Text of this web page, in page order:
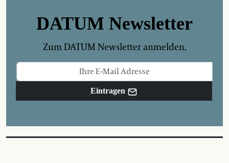
DATUM Newsletter
Zum DATUM Newsletter anmelden.
Eintragen